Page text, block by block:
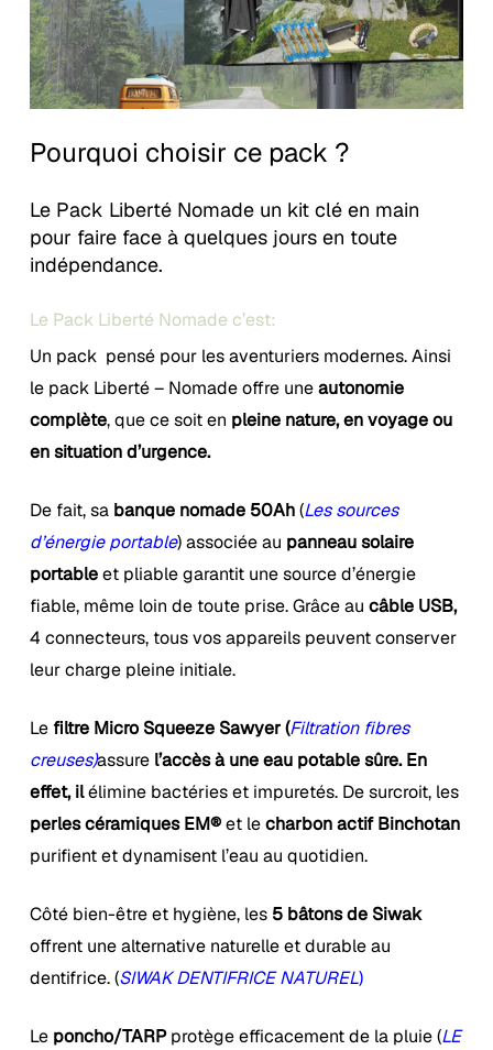
Pourquoi choisir ce pack ?
Le Pack Liberté Nomade un kit clé en main
pour faire face à quelques jours en toute
indépendance.
Le Pack Liberté Nomade c’est:
Un pack pensé pour les aventuriers modernes. Ainsi
le pack Liberté – Nomade offre uneautonomie
complète, que ce soit en pleine nature, en voyage ou
en situation d’urgence.
De fait, sa banque nomade 50Ah(Les sources
d’énergie portable) associée au panneau solaire
portableet pliable garantit une source d’énergie
fiable, même loin de toute prise. Grâce au câble USB,
4 connecteurs, tous vos appareils peuvent conserver
leur charge pleine initiale.
Le filtre Micro Squeeze Sawyer (Filtration fibres
creuses)assure l’accès à une eau potable sûre. En
effet, ilélimine bactéries et impuretés. De surcroit, les
perles céramiques EM®et lecharbon actif Binchotan
purifient et dynamisent l’eau au quotidien.
Côté bien-être et hygiène, les 5 bâtons de Siwak
offrent une alternative naturelle et durable au
dentifrice. (SIWAK DENTIFRICE NATUREL)
Leponcho/TARPprotège efficacement de la pluie (LE